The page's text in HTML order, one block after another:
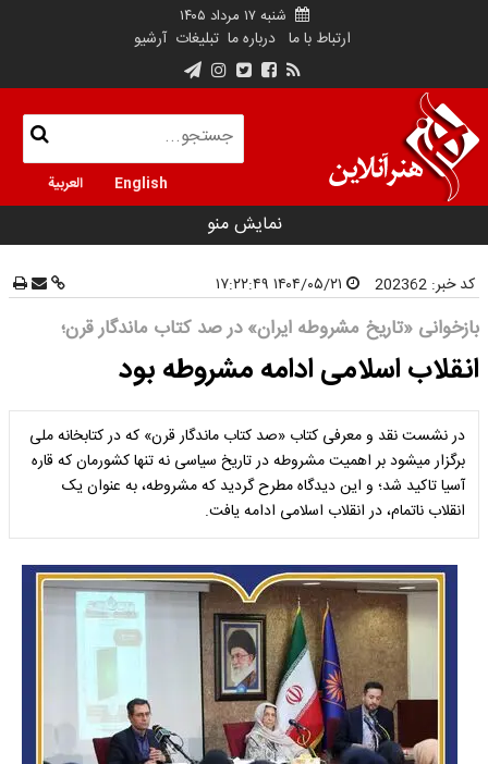
شنبه ۱۷ مرداد ۱۴۰۵
ارتباط با ما درباره ما تبلیغات آرشیو
English العربية
نمایش منو
کد خبر: 202362
بازخوانی «تاریخ مشروطه ایران» در صد کتاب ماندگار قرن؛
انقلاب اسلامی ادامه مشروطه بود
در نشست نقد و معرفی کتاب «صد کتاب ماندگار قرن» که در کتابخانه ملی
برگزار می­شود بر اهمیت مشروطه در تاریخ سیاسی نه تنها کشورمان که قاره
آسیا تاکید شد؛ و این دیدگاه مطرح گردید که مشروطه، به عنوان یک
انقلاب ناتمام، در انقلاب اسلامی ادامه یافت.